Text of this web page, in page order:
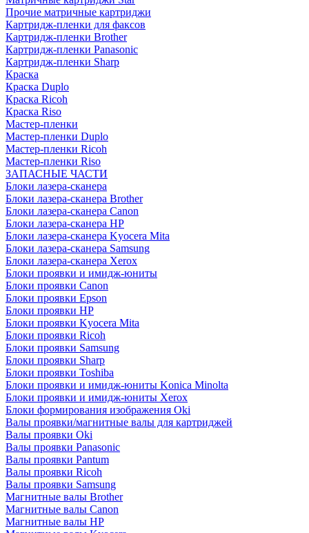
Прочие матричные картриджи
Картридж-пленки для факсов
Картридж-пленки Brother
Картридж-пленки Panasonic
Картридж-пленки Sharp
Краска
Краска Duplo
Краска Ricoh
Краска Riso
Мастер-пленки
Мастер-пленки Duplo
Мастер-пленки Ricoh
Мастер-пленки Riso
ЗАПАСНЫЕ ЧАСТИ
Блоки лазера-сканера
Блоки лазера-сканера Brother
Блоки лазера-сканера Canon
Блоки лазера-сканера HP
Блоки лазера-сканера Kyocera Mita
Блоки лазера-сканера Samsung
Блоки лазера-сканера Xerox
Блоки проявки и имидж-юниты
Блоки проявки Canon
Блоки проявки Epson
Блоки проявки HP
Блоки проявки Kyocera Mita
Блоки проявки Ricoh
Блоки проявки Samsung
Блоки проявки Sharp
Блоки проявки Toshiba
Блоки проявки и имидж-юниты Konica Minolta
Блоки проявки и имидж-юниты Xerox
Блоки формирования изображения Oki
Валы проявки/магнитные валы для картриджей
Валы проявки Oki
Валы проявки Panasonic
Валы проявки Pantum
Валы проявки Ricoh
Валы проявки Samsung
Магнитные валы Brother
Магнитные валы Canon
Магнитные валы HP